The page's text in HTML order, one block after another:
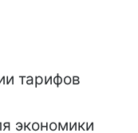
тарифов
экономики